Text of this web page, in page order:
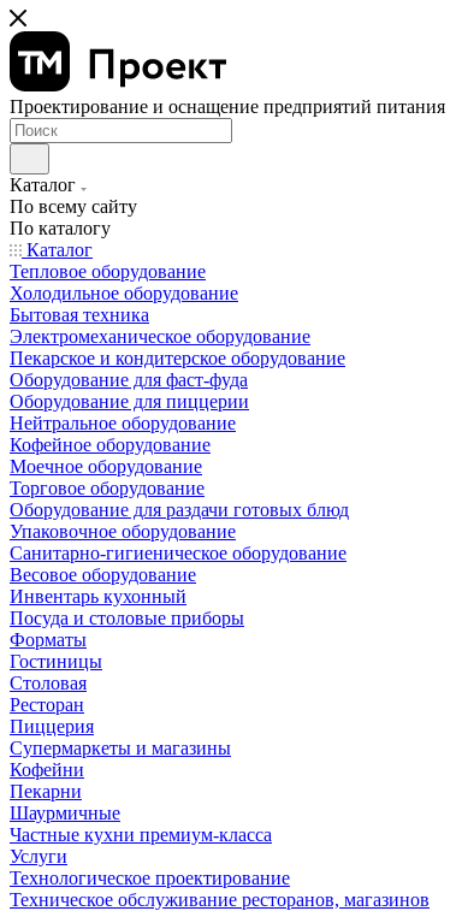
Проектирование и оснащение предприятий питания
Каталог
По всему сайту
По каталогу
Каталог
Тепловое оборудование
Холодильное оборудование
Бытовая техника
Электромеханическое оборудование
Пекарское и кондитерское оборудование
Оборудование для фаст-фуда
Оборудование для пиццерии
Нейтральное оборудование
Кофейное оборудование
Моечное оборудование
Торговое оборудование
Оборудование для раздачи готовых блюд
Упаковочное оборудование
Санитарно-гигиеническое оборудование
Весовое оборудование
Инвентарь кухонный
Посуда и столовые приборы
Форматы
Гостиницы
Столовая
Ресторан
Пиццерия
Супермаркеты и магазины
Кофейни
Пекарни
Шаурмичные
Частные кухни премиум-класса
Услуги
Технологическое проектирование
Техническое обслуживание ресторанов, магазинов